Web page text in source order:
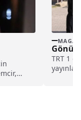
Gönül
TRT 1